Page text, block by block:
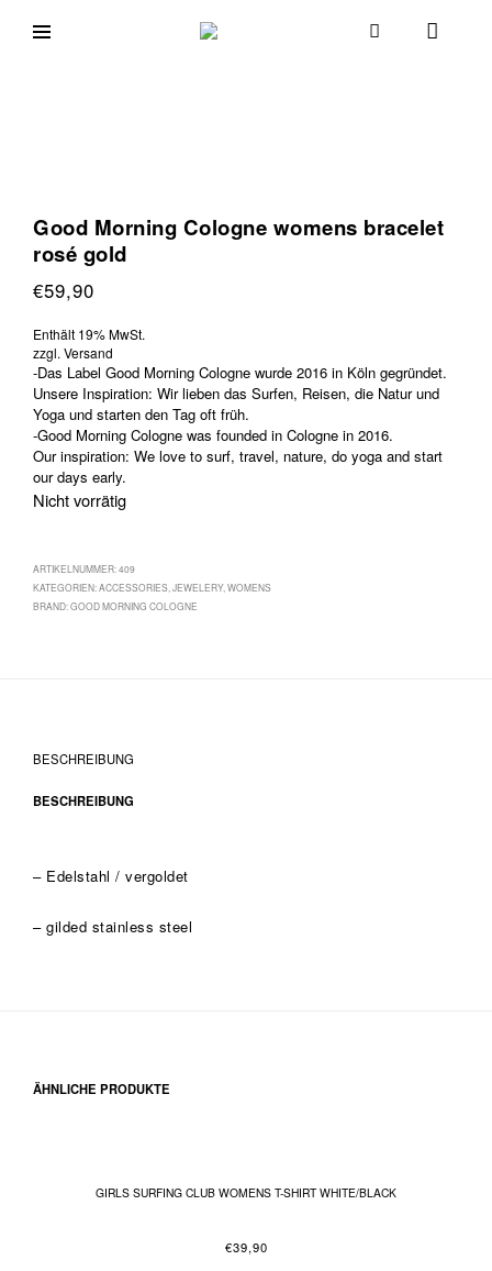
Good Morning Cologne womens bracelet
rosé gold
€59,90
Enthält 19% MwSt.
zzgl. Versand
-Das Label Good Morning Cologne wurde 2016 in Köln gegründet.
Unsere Inspiration: Wir lieben das Surfen, Reisen, die Natur und
Yoga und starten den Tag oft früh.
-Good Morning Cologne was founded in Cologne in 2016.
Our inspiration: We love to surf, travel, nature, do yoga and start
our days early.
Nicht vorrätig
ARTIKELNUMMER:409
KATEGORIEN:ACCESSORIES JEWELERY, WOMENS
BRAND:GOOD MORNING COLOGNE
BESCHREIBUNG
BESCHREIBUNG
– Edelstahl / vergoldet
– gilded stainless steel
ÄHNLICHE PRODUKTE
GIRLS SURFING CLUB WOMENS T-SHIRT WHITE/BLACK
€39,90